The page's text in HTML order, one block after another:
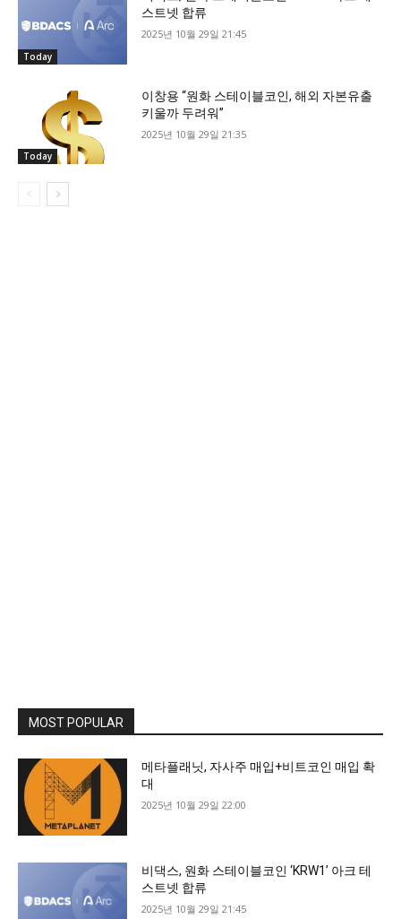
Today
스트넷 합류
2025년 10월 29일 21:45
Today
이창용 “원화 스테이블코인, 해외 자본유출
키울까 두려워”
2025년 10월 29일 21:35
MOST POPULAR
메타플래닛, 자사주 매입+비트코인 매입 확
대
2025년 10월 29일 22:00
비댁스, 원화 스테이블코인 ‘KRW1’ 아크 테
스트넷 합류
2025년 10월 29일 21:45